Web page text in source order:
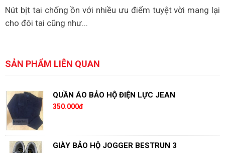
Nút bịt tai chống ồn với nhiều ưu điểm tuyệt vời mang lại
cho đôi tai cũng như...
SẢN PHẨM LIÊN QUAN
QUẦN ÁO BẢO HỘ ĐIỆN LỰC JEAN
350.000đ
GIÀY BẢO HỘ JOGGER BESTRUN 3